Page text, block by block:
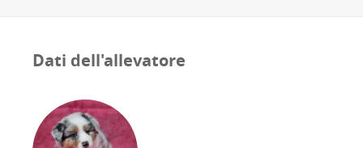
Dati dell'allevatore